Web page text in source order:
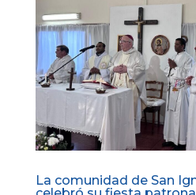
La comunidad de San